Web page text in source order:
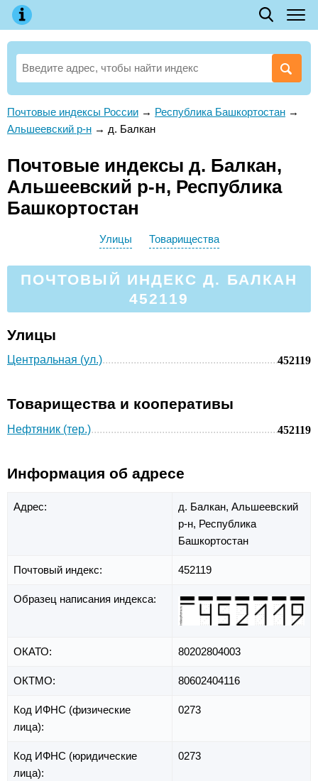
Почтовые индексы России → Республика Башкортостан →
Альшеевский р-н → д. Балкан
Почтовые индексы д. Балкан,
Альшеевский р-н, Республика
Башкортостан
Улицы Товарищества
ПОЧТОВЫЙ ИНДЕКС Д. БАЛКАН
452119
Улицы
Центральная (ул.) 452119
Товарищества и кооперативы
Нефтяник (тер.) 452119
Информация об адресе
Адрес: д. Балкан, Альшеевский
р-н, Республика
Башкортостан
Почтовый индекс: 452119
Образец написания индекса:
ОКАТО: 80202804003
ОКТМО: 80602404116
Код ИФНС (физические
лица):
0273
Код ИФНС (юридические
лица):
0273